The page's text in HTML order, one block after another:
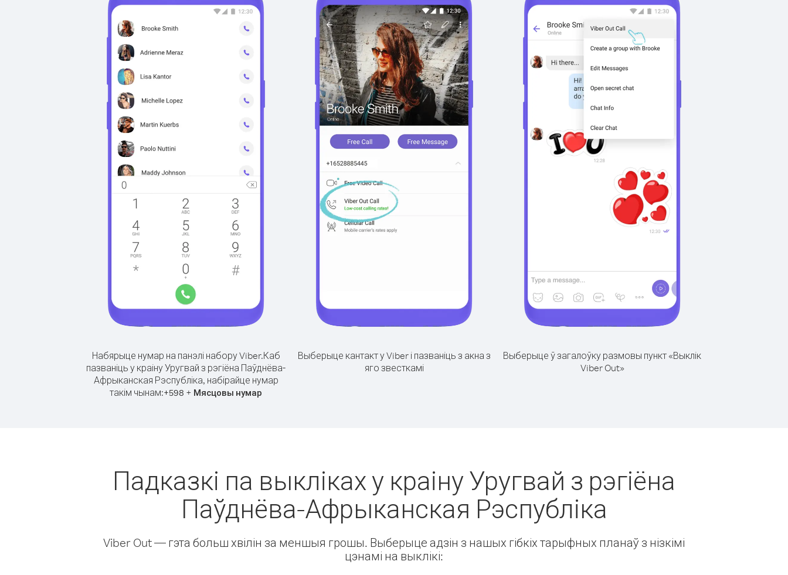
Набярыце нумар на панэлі набору Viber.Каб
пазваніць у краіну Уругвай з рэгіёна Паўднёва-
Афрыканская Рэспубліка, набірайце нумар
такім чынам:+598 + Мясцовы нумар
Выберыце кантакт у Viber і пазваніць з акна з
яго звесткамі
Выберыце ў загалоўку размовы пункт «Выклік
Viber Out»
Падказкі па выкліках у краіну Уругвай з рэгіёна
Паўднёва-Афрыканская Рэспубліка
Viber Out — гэта больш хвілін за меншыя грошы. Выберыце адзін з нашых гібкіх тарыфных планаў з нізкімі
цэнамі на выклікі: